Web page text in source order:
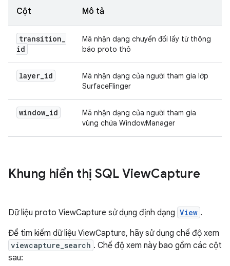
Cột Mô tả
transition_
id
Mã nhận dạng chuyển đổi lấy từ thông
báo proto thô
layer_id
Mã nhận dạng của người tham gia lớp
SurfaceFlinger
window_id
Mã nhận dạng của người tham gia
vùng chứa WindowManager
Khung hiển thị SQL ViewCapture
Dữ liệu proto ViewCapture sử dụng định dạng View .
Để tìm kiếm dữ liệu ViewCapture, hãy sử dụng chế độ xem
viewcapture_search . Chế độ xem này bao gồm các cột
sau: